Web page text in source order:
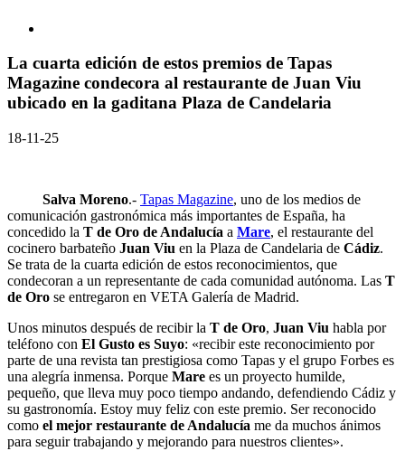
La cuarta edición de estos premios de Tapas
Magazine condecora al restaurante de Juan Viu
ubicado en la gaditana Plaza de Candelaria
18-11-25
Salva Moreno.- Tapas Magazine, uno de los medios de
comunicación gastronómica más importantes de España, ha
concedido la T de Oro de Andalucía a Mare, el restaurante del
cocinero barbateño Juan Viu en la Plaza de Candelaria de Cádiz.
Se trata de la cuarta edición de estos reconocimientos, que
condecoran a un representante de cada comunidad autónoma. Las T
de Oro se entregaron en VETA Galería de Madrid.
Unos minutos después de recibir la T de Oro, Juan Viu habla por
teléfono con El Gusto es Suyo: «recibir este reconocimiento por
parte de una revista tan prestigiosa como Tapas y el grupo Forbes es
una alegría inmensa. Porque Mare es un proyecto humilde,
pequeño, que lleva muy poco tiempo andando, defendiendo Cádiz y
su gastronomía. Estoy muy feliz con este premio. Ser reconocido
como el mejor restaurante de Andalucía me da muchos ánimos
para seguir trabajando y mejorando para nuestros clientes».